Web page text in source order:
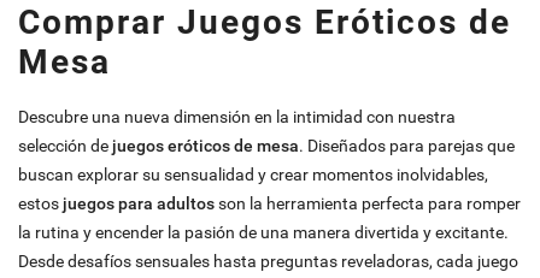
Comprar Juegos Eróticos de
Mesa
Descubre una nueva dimensión en la intimidad con nuestra
selección de juegos eróticos de mesa. Diseñados para parejas que
buscan explorar su sensualidad y crear momentos inolvidables,
estos juegos para adultosson la herramienta perfecta para romper
la rutina y encender la pasión de una manera divertida y excitante.
Desde desafíos sensuales hasta preguntas reveladoras, cada juego